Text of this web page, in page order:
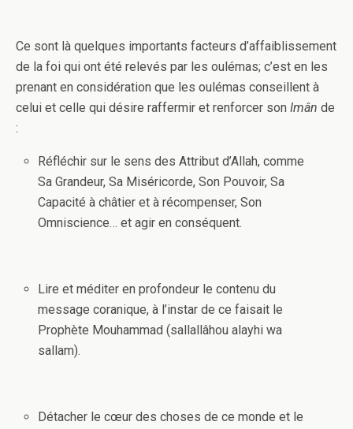
Ce sont là quelques importants facteurs d’affaiblissement
de la foi qui ont été relevés par les oulémas; c’est en les
prenant en considération que les oulémas conseillent à
celui et celle qui désire raffermir et renforcer son Imân de
:
Réfléchir sur le sens des Attribut d’Allah, comme
Sa Grandeur, Sa Miséricorde, Son Pouvoir, Sa
Capacité à châtier et à récompenser, Son
Omniscience… et agir en conséquent.
Lire et méditer en profondeur le contenu du
message coranique, à l’instar de ce faisait le
Prophète Mouhammad (sallallâhou alayhi wa
sallam).
Détacher le cœur des choses de ce monde et le